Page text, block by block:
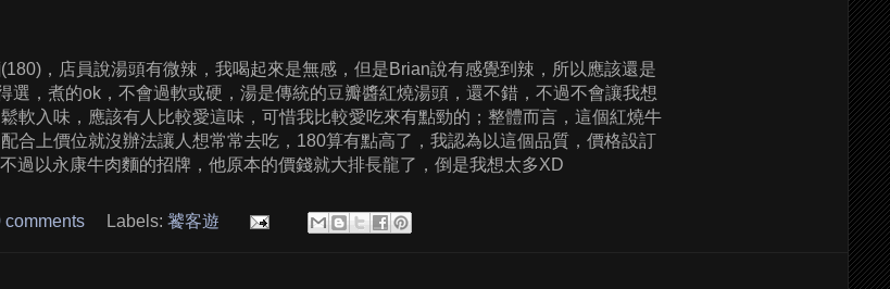
，店員說湯頭有微辣，我喝起來是無感，但是Brian說有感覺到辣，所以應該還是
選，煮的ok，不會過軟或硬，湯是傳統的豆瓣醬紅燒湯頭，還不錯，不過不會讓我想
軟入味，應該有人比較愛這味，可惜我比較愛吃來有點勁的；整體而言，這個紅燒牛
合上價位就沒辦法讓人想常常去吃，180算有點高了，我認為以這個品質，價格設訂
過以永康牛肉麵的招牌，他原本的價錢就大排長龍了，倒是我想太多XD
comments Labels: 饕客遊